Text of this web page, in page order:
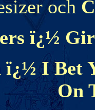
och
ï¿½
I Bet
On